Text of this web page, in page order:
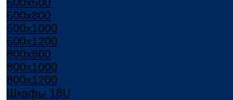
600x800
600х1000
600х1200
800x800
800х1000
800х1200
Шкафы 18U